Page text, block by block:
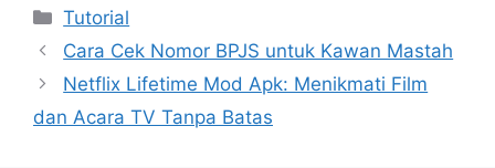
Kategori
Tutorial
Cara Cek Nomor BPJS untuk Kawan Mastah
Netflix Lifetime Mod Apk: Menikmati Film
dan Acara TV Tanpa Batas